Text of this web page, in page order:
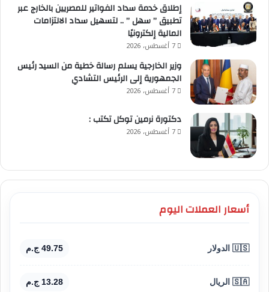
إطلاق خدمة سداد الفواتير للمصريين بالخارج عبر
تطبيق ” سهل ” .. لتسهيل سداد الالتزامات
المالية إلكترونيًا
7 أغسطس، 2026
وزير الخارجية يسلم رسالة خطية من السيد رئيس
الجمهورية إلى الرئيس التشادي
7 أغسطس، 2026
​دكتورة نرمين توكل تكتب :
7 أغسطس، 2026
أسعار العملات اليوم
🇺🇸 الدولار 49.75 ج.م
🇸🇦 الريال 13.28 ج.م